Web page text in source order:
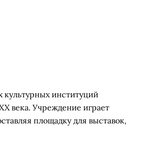
культурных институций
века. Учреждение играет
площадку для выставок,